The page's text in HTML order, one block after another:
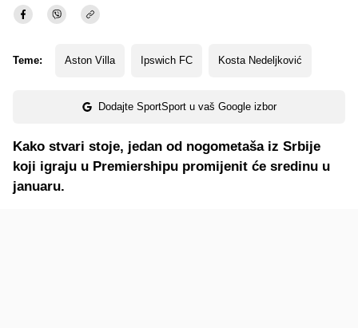
Teme: Aston Villa Ipswich FC Kosta Nedeljković
Dodajte SportSport u vaš Google izbor
Kako stvari stoje, jedan od nogometaša iz Srbije
koji igraju u Premiershipu promijenit će sredinu u
januaru.